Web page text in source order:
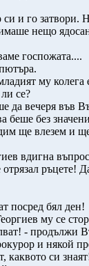
и го
нещо
госпожата....
му колега
се?
да вечеря
беше без
ще влезем и
вдигна
ръцете!
посред бял ден!
му се
- продължи
и някой
каквото си